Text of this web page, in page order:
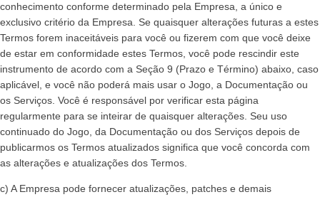
conhecimento conforme determinado pela Empresa, a único e
exclusivo critério da Empresa. Se quaisquer alterações futuras a estes
Termos forem inaceitáveis para você ou fizerem com que você deixe
de estar em conformidade estes Termos, você pode rescindir este
instrumento de acordo com a Seção 9 (Prazo e Término) abaixo, caso
aplicável, e você não poderá mais usar o Jogo, a Documentação ou
os Serviços. Você é responsável por verificar esta página
regularmente para se inteirar de quaisquer alterações. Seu uso
continuado do Jogo, da Documentação ou dos Serviços depois de
publicarmos os Termos atualizados significa que você concorda com
as alterações e atualizações dos Termos.
c) A Empresa pode fornecer atualizações, patches e demais